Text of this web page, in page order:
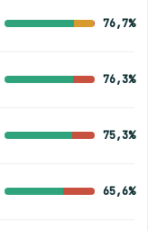
76,7%
76,3%
75,3%
65,6%